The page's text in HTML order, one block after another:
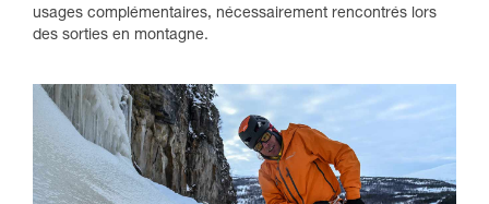
usages complémentaires, nécessairement rencontrés lors
des sorties en montagne.